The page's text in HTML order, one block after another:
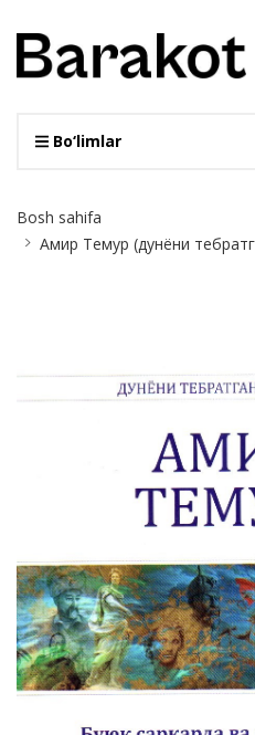
Bo‘limlar
Breadcrumb
Bosh sahifa
Амир Темур (дунёни